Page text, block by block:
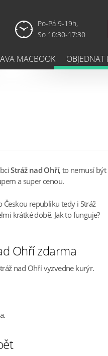
Po-Pá 9-19h,
So 10:30-17:30
MACBOOK OBJEDNAT
Stráž nad Ohří, to nemusí být
a super cenou.
republiku tedy i Stráž
krátké době. Jak to funguje?
Ohří zdarma
nad Ohří vyzvedne kurýr.